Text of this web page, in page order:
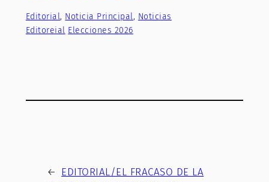
Editorial, Noticia Principal, Noticias
Editoreial Elecciones 2026
← EDITORIAL/EL FRACASO DE LA